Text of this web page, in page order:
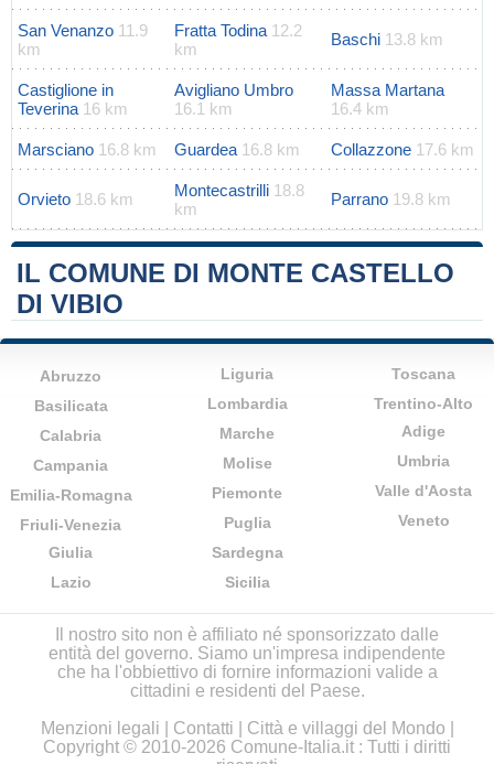
San Venanzo 11.9
km
Fratta Todina 12.2
km
Baschi 13.8 km
Castiglione in
Teverina 16 km
Avigliano Umbro
16.1 km
Massa Martana
16.4 km
Marsciano 16.8 km Guardea 16.8 km Collazzone 17.6 km
Orvieto 18.6 km Montecastrilli 18.8
km
Parrano 19.8 km
IL COMUNE DI MONTE CASTELLO
DI VIBIO
Abruzzo
Basilicata
Calabria
Campania
Emilia-Romagna
Friuli-Venezia
Giulia
Lazio
Liguria
Lombardia
Marche
Molise
Piemonte
Puglia
Sardegna
Sicilia
Toscana
Trentino-Alto
Adige
Umbria
Valle d'Aosta
Veneto
Il nostro sito non è affiliato né sponsorizzato dalle
entità del governo. Siamo un'impresa indipendente
che ha l'obbiettivo di fornire informazioni valide a
cittadini e residenti del Paese.
Menzioni legali
Contatti Città e villaggi del Mondo
Copyright © 2010-2026 Comune-Italia.it : Tutti i diritti